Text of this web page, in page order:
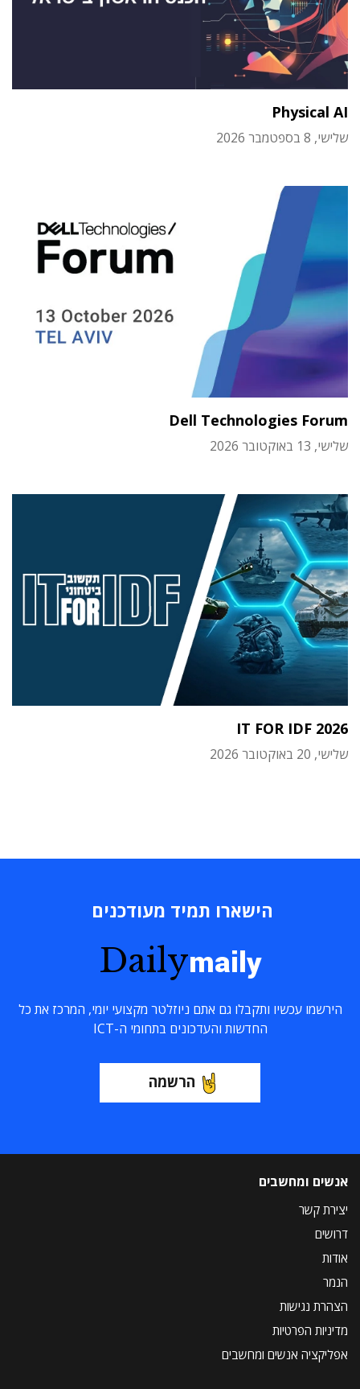
Physical AI
שלישי, 8 בספטמבר 2026
Dell Technologies Forum
שלישי, 13 באוקטובר 2026
IT FOR IDF 2026
שלישי, 20 באוקטובר 2026
הישארו תמיד מעודכנים
Dailymaily
הירשמו עכשיו ותקבלו גם אתם ניוזלטר מקצועי יומי, המרכז את כל
החדשות והעדכונים בתחומי ה-ICT
הרשמה
אנשים ומחשבים
יצירת קשר
דרושים
אודות
הנמר
הצהרת נגישות
מדיניות הפרטיות
אפליקציה אנשים ומחשבים